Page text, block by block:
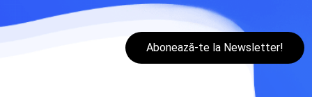
Abonează-te la Newsletter!